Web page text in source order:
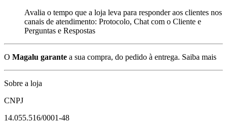
Avalia o tempo que a loja leva para responder aos clientes nos
canais de atendimento: Protocolo, Chat com o Cliente e
Perguntas e Respostas
O Magalu garante a sua compra, do pedido à entrega. Saiba mais
Sobre a loja
CNPJ
14.055.516/0001-48